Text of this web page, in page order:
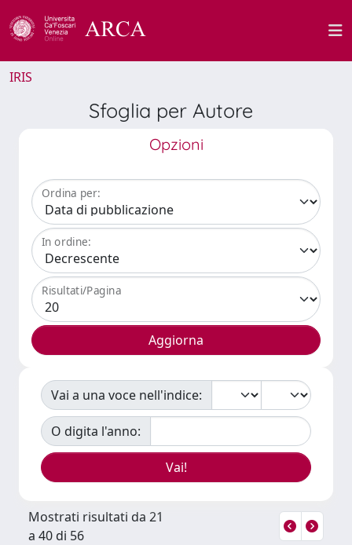
IRIS
Sfoglia per Autore
Opzioni
Ordina per:
In ordine:
Risultati/Pagina
Vai a una voce nell'indice:
O digita l'anno:
Mostrati risultati da 21
a 40 di 56